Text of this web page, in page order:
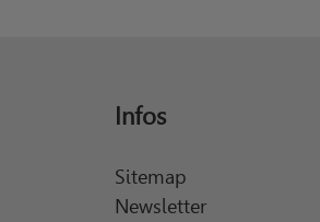
Infos
Sitemap
Newsletter